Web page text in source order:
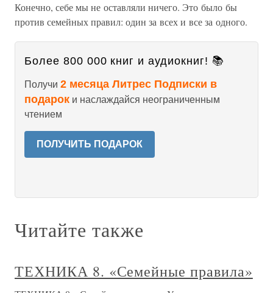
Конечно, себе мы не оставляли ничего. Это было бы
против семейных правил: один за всех и все за одного.
Более 800 000 книг и аудиокниг! 📚
Получи 2 месяца Литрес Подписки в
подарок и наслаждайся неограниченным
чтением
ПОЛУЧИТЬ ПОДАРОК
Читайте также
ТЕХНИКА 8. «Семейные правила»